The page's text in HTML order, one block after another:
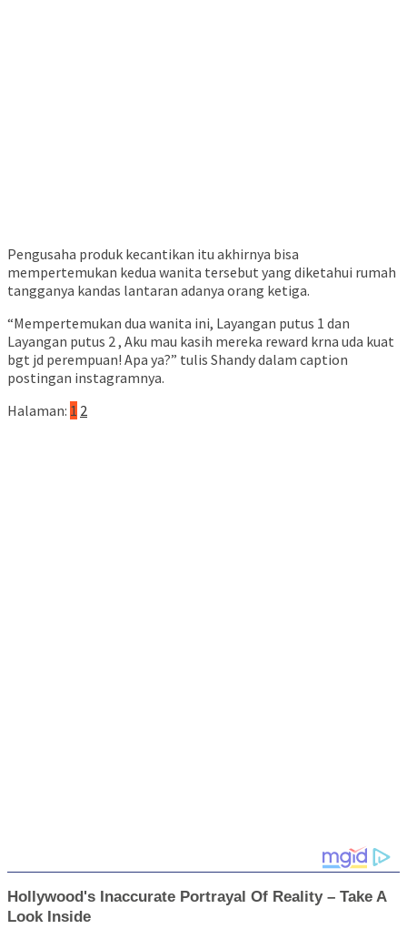
Pengusaha produk kecantikan itu akhirnya bisa
mempertemukan kedua wanita tersebut yang diketahui rumah
tangganya kandas lantaran adanya orang ketiga.
“Mempertemukan dua wanita ini, Layangan putus 1 dan
Layangan putus 2 , Aku mau kasih mereka reward krna uda kuat
bgt jd perempuan! Apa ya?” tulis Shandy dalam caption
postingan instagramnya.
Halaman: 1 2